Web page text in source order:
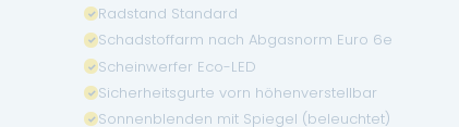
Radstand Standard
Schadstoffarm nach Abgasnorm Euro 6e
Scheinwerfer Eco-LED
Sicherheitsgurte vorn höhenverstellbar
Sonnenblenden mit Spiegel (beleuchtet)